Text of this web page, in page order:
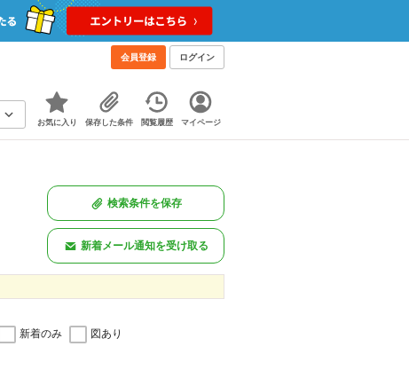
会員登録 ログイン
お気に入り 保存した条件 閲覧履歴 マイページ
検索条件を保存
新着メール通知を受け取る
新着のみ 図あり